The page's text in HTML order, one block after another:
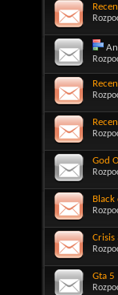
God
Black
Crisis
Gta 5